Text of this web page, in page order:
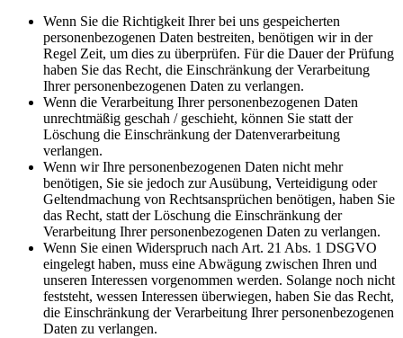
Wenn Sie die Richtigkeit Ihrer bei uns gespeicherten
personenbezogenen Daten bestreiten, benötigen wir in der
Regel Zeit, um dies zu überprüfen. Für die Dauer der Prüfung
haben Sie das Recht, die Einschränkung der Verarbeitung
Ihrer personenbezogenen Daten zu verlangen.
Wenn die Verarbeitung Ihrer personenbezogenen Daten
unrechtmäßig geschah / geschieht, können Sie statt der
Löschung die Einschränkung der Datenverarbeitung
verlangen.
Wenn wir Ihre personenbezogenen Daten nicht mehr
benötigen, Sie sie jedoch zur Ausübung, Verteidigung oder
Geltendmachung von Rechtsansprüchen benötigen, haben Sie
das Recht, statt der Löschung die Einschränkung der
Verarbeitung Ihrer personenbezogenen Daten zu verlangen.
Wenn Sie einen Widerspruch nach Art. 21 Abs. 1 DSGVO
eingelegt haben, muss eine Abwägung zwischen Ihren und
unseren Interessen vorgenommen werden. Solange noch nicht
feststeht, wessen Interessen überwiegen, haben Sie das Recht,
die Einschränkung der Verarbeitung Ihrer personenbezogenen
Daten zu verlangen.